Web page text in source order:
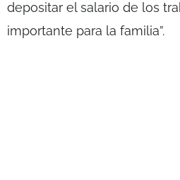
depositar el salario de los
importante para la familia”.